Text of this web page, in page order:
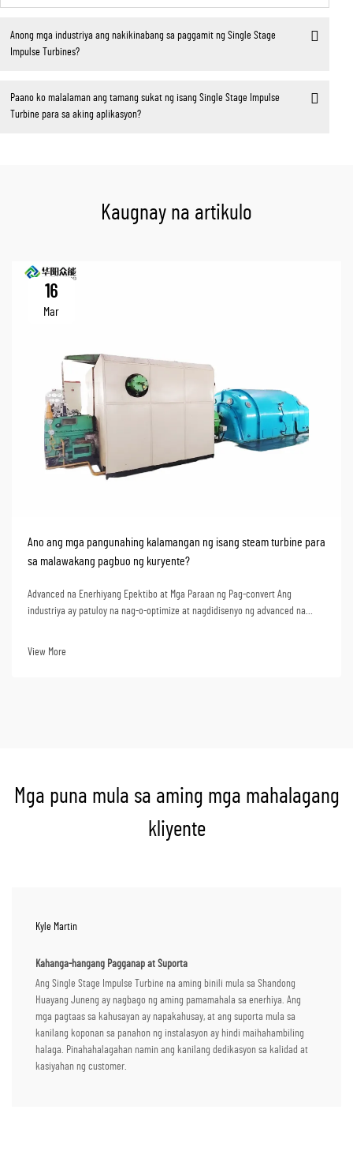
Anong mga industriya ang nakikinabang sa paggamit ng Single Stage
Impulse Turbines?
Paano ko malalaman ang tamang sukat ng isang Single Stage Impulse
Turbine para sa aking aplikasyon?
Kaugnay na artikulo
16
Mar
Ano ang mga pangunahing kalamangan ng isang steam turbine para
sa malawakang pagbuo ng kuryente?
Advanced na Enerhiyang Epektibo at Mga Paraan ng Pag-convert Ang
industriya ay patuloy na nag-o-optimize at nagdidisenyo ng advanced na
View More
Mga puna mula sa aming mga mahalagang
kliyente
Kyle Martin
Kahanga-hangang Pagganap at Suporta
Ang Single Stage Impulse Turbine na aming binili mula sa Shandong
Huayang Juneng ay nagbago ng aming pamamahala sa enerhiya. Ang
mga pagtaas sa kahusayan ay napakahusay, at ang suporta mula sa
kanilang koponan sa panahon ng instalasyon ay hindi maihahambiling
halaga. Pinahahalagahan namin ang kanilang dedikasyon sa kalidad at
kasiyahan ng customer.